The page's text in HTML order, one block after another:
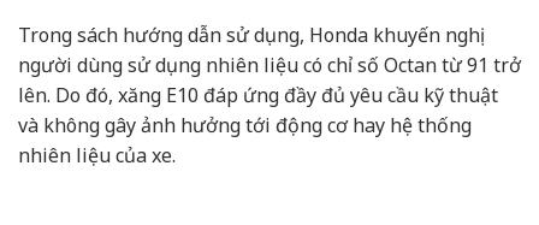
Trong sách hướng dẫn sử dụng, Honda khuyến nghị
người dùng sử dụng nhiên liệu có chỉ số Octan từ 91 trở
lên. Do đó, xăng E10 đáp ứng đầy đủ yêu cầu kỹ thuật
và không gây ảnh hưởng tới động cơ hay hệ thống
nhiên liệu của xe.